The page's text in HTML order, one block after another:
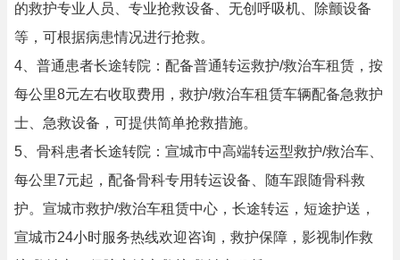
的救护专业人员、专业抢救设备、无创呼吸机、除颤设备
等，可根据病患情况进行抢救。
4、普通患者长途转院：配备普通转运救护/救治车租赁，按
每公里8元左右收取费用，救护/救治车租赁车辆配备急救护
士、急救设备，可提供简单抢救措施。
5、骨科患者长途转院：宣城市中高端转运型救护/救治车、
每公里7元起，配备骨科专用转运设备、随车跟随骨科救
护。宣城市救护/救治车租赁中心，长途转运，短途护送，
宣城市24小时服务热线欢迎咨询，救护保障，影视制作救